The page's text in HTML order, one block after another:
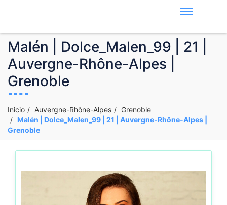
Malén | Dolce_Malen_99 | 21 |
Auvergne-Rhône-Alpes |
Grenoble
Inicio Auvergne-Rhône-Alpes
Grenoble
Malén | Dolce_Malen_99 | 21 | Auvergne-Rhône-Alpes |
Grenoble